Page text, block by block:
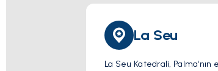
La Seu
La Seu Katedrali,